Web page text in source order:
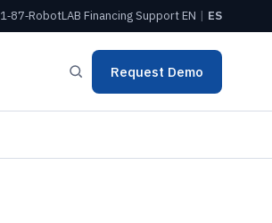
1‑87‑RobotLAB FinancingSupportEN | ES
Request Demo